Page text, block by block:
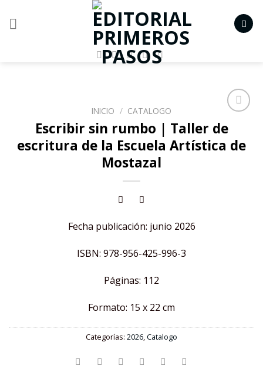
a la
lista de
INICIO / CATALOGO
Escribir sin rumbo | Taller de
escritura de la Escuela Artística de
Mostazal
Fecha publicación: junio 2026
ISBN: 978-956-425-996-3
Páginas: 112
Formato: 15 x 22 cm
Categorías: 2026,Catalogo